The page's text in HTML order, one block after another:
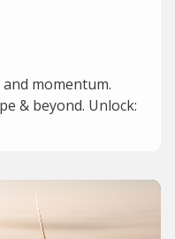
momentum.
& beyond. Unlock: